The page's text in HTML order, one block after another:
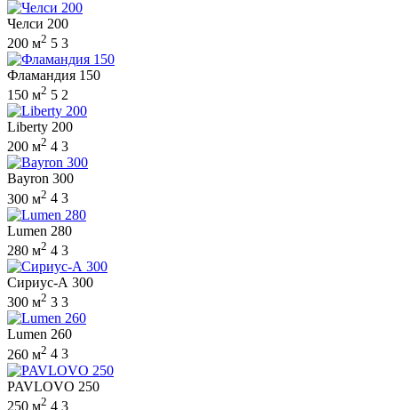
Челси 200
200 м2 5 3
Фламандия 150
150 м2 5 2
Liberty 200
200 м2 4 3
Bayron 300
300 м2 4 3
Lumen 280
280 м2 4 3
Сириус-А 300
300 м2 3 3
Lumen 260
260 м2 4 3
PAVLOVO 250
250 м2 4 3